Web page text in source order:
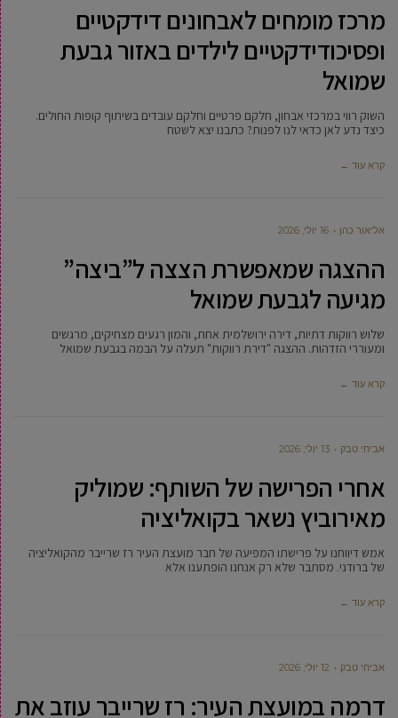
מרכז מומחים לאבחונים דידקטיים
ופסיכודידקטיים לילדים באזור גבעת
שמואל
השוק רווי במרכזי אבחון, חלקם פרטיים וחלקם עובדים בשיתוף קופות החולים.
כיצד נדע לאן כדאי לנו לפנות? כתבנו יצא לשטח
קרא עוד ←
‫אליאור כהן 16 יולי, 2026
ההצגה שמאפשרת הצצה ל”ביצה”
מגיעה לגבעת שמואל
שלוש רווקות דתיות, דירה ירושלמית אחת, והמון רגעים מצחיקים, מרגשים
ומעוררי הזדהות. ההצגה "דירת רווקות" תעלה על הבמה בגבעת שמואל
קרא עוד ←
אביחי טבק 13 יולי, 2026
אחרי הפרישה של השותף: שמוליק
מאירוביץ נשאר בקואליציה
אמש דיווחנו על פרישתו המפיעה של חבר מועצת העיר רז שרייבר מהקואליציה
של ברודני. מסתבר שלא רק אנחנו הופתענו אלא
קרא עוד ←
אביחי טבק 12 יולי, 2026
דרמה במועצת העיר: רז שרייבר עוזב את